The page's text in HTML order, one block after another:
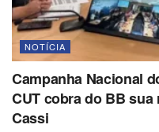
NOTÍCIA
Campanha Nacional
CUT cobra do BB
Cassi